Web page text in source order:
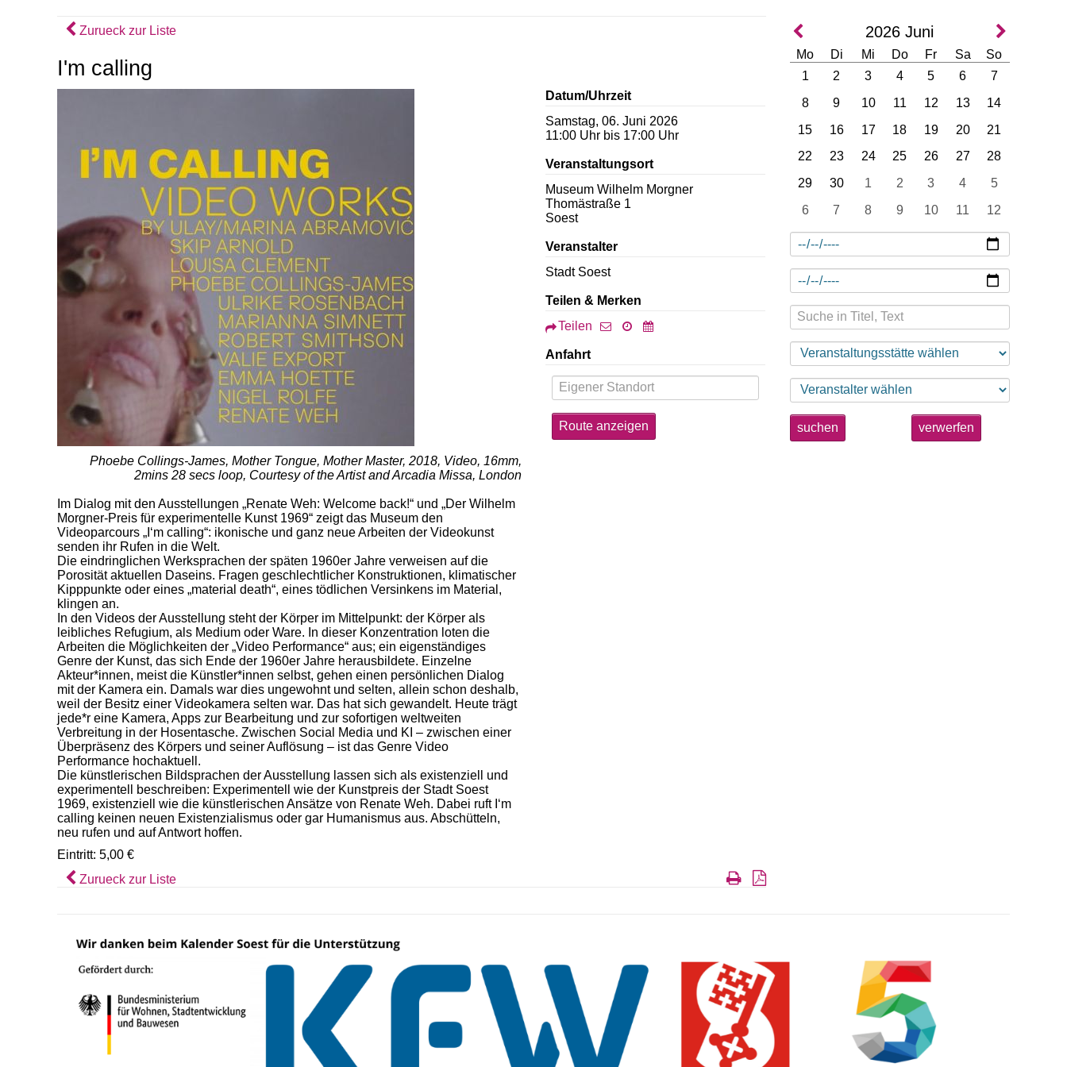
Zurueck zur Liste
I'm calling
Phoebe Collings-James, Mother Tongue, Mother Master, 2018, Video, 16mm,
2mins 28 secs loop, Courtesy of the Artist and Arcadia Missa, London
Im Dialog mit den Ausstellungen „Renate Weh: Welcome back!“ und „Der Wilhelm
Morgner-Preis für experimentelle Kunst 1969“ zeigt das Museum den
Videoparcours „I‘m calling“: ikonische und ganz neue Arbeiten der Videokunst
senden ihr Rufen in die Welt.
Die eindringlichen Werksprachen der späten 1960er Jahre verweisen auf die
Porosität aktuellen Daseins. Fragen geschlechtlicher Konstruktionen, klimatischer
Kipppunkte oder eines „material death“, eines tödlichen Versinkens im Material,
klingen an.
In den Videos der Ausstellung steht der Körper im Mittelpunkt: der Körper als
leibliches Refugium, als Medium oder Ware. In dieser Konzentration loten die
Arbeiten die Möglichkeiten der „Video Performance“ aus; ein eigenständiges
Genre der Kunst, das sich Ende der 1960er Jahre herausbildete. Einzelne
Akteur*innen, meist die Künstler*innen selbst, gehen einen persönlichen Dialog
mit der Kamera ein. Damals war dies ungewohnt und selten, allein schon deshalb,
weil der Besitz einer Videokamera selten war. Das hat sich gewandelt. Heute trägt
jede*r eine Kamera, Apps zur Bearbeitung und zur sofortigen weltweiten
Verbreitung in der Hosentasche. Zwischen Social Media und KI – zwischen einer
Überpräsenz des Körpers und seiner Auflösung – ist das Genre Video
Performance hochaktuell.
Die künstlerischen Bildsprachen der Ausstellung lassen sich als existenziell und
experimentell beschreiben: Experimentell wie der Kunstpreis der Stadt Soest
1969, existenziell wie die künstlerischen Ansätze von Renate Weh. Dabei ruft I‘m
calling keinen neuen Existenzialismus oder gar Humanismus aus. Abschütteln,
neu rufen und auf Antwort hoffen.
Eintritt: 5,00 €
Datum/Uhrzeit
Samstag, 06. Juni 2026
11:00 Uhr bis 17:00 Uhr
Veranstaltungsort
Museum Wilhelm Morgner
Thomästraße 1
Soest
Veranstalter
Stadt Soest
Teilen & Merken
Teilen
Anfahrt
Zurueck zur Liste
2026 Juni
Mo Di Mi Do Fr Sa
So
1
2 3 4 5 6
7
8
9 10 11 12 13
14
15
16 17 18 19 20
21
22
23 24 25 26 27
28
29
30 1 2 3 4
5
6
7 8 9 10 11 12
suchen verwerfen